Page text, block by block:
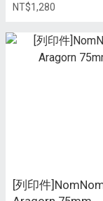
bust)
NT$1,280
[列印件